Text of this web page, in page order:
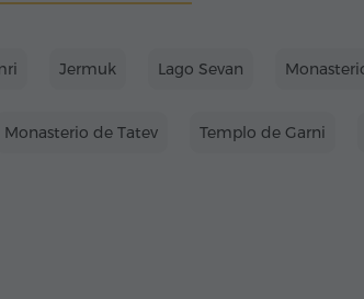
Jermuk Lago Sevan
Monasterio de Tatev Templo de Garni